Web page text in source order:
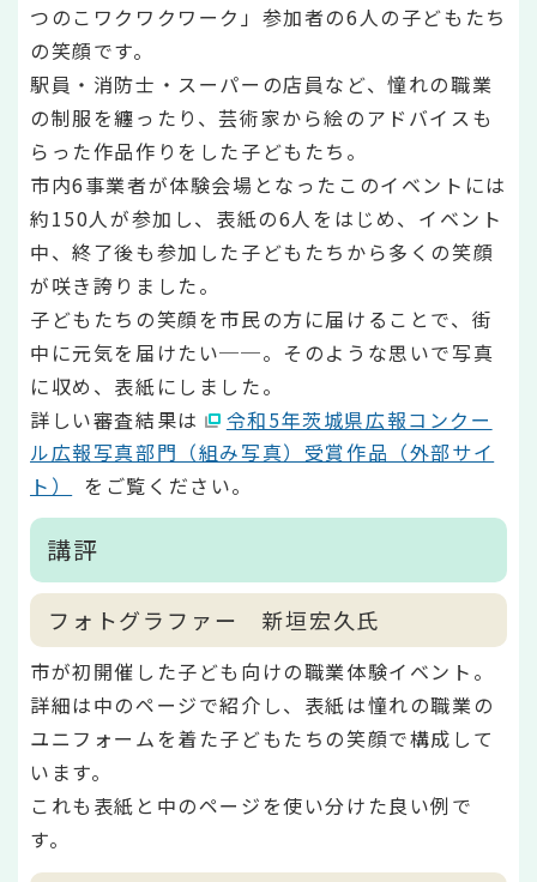
つのこワクワクワーク」参加者の6人の子どもたち
の笑顔です。
駅員・消防士・スーパーの店員など、憧れの職業
の制服を纏ったり、芸術家から絵のアドバイスも
らった作品作りをした子どもたち。
市内6事業者が体験会場となったこのイベントには
約150人が参加し、表紙の6人をはじめ、イベント
中、終了後も参加した子どもたちから多くの笑顔
が咲き誇りました。
子どもたちの笑顔を市民の方に届けることで、街
中に元気を届けたい──。そのような思いで写真
に収め、表紙にしました。
詳しい審査結果は
令和5年茨城県広報コンクー
ル広報写真部門（組み写真）受賞作品（外部サイ
ト）
をご覧ください。
講評
フォトグラファー 新垣宏久氏
市が初開催した子ども向けの職業体験イベント。
詳細は中のページで紹介し、表紙は憧れの職業の
ユニフォームを着た子どもたちの笑顔で構成して
います。
これも表紙と中のページを使い分けた良い例で
す。